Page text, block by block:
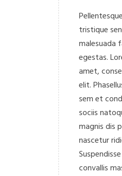
tristique
malesuada
egestas.
amet,
elit.
sem et
sociis
magnis dis
nascetur
convallis